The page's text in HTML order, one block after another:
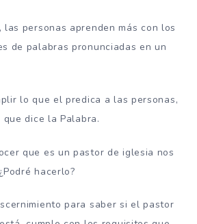
las personas aprenden más con los
de palabras pronunciadas en un
lo que el predica a las personas,
dice la Palabra.
que es un pastor de iglesia nos
hacerlo?
para saber si el pastor